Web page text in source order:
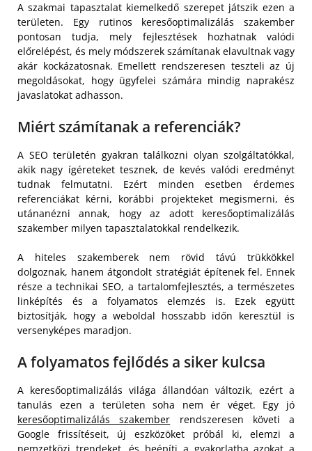
A szakmai tapasztalat kiemelkedő szerepet játszik ezen a
területen. Egy rutinos keresőoptimalizálás szakember
pontosan tudja, mely fejlesztések hozhatnak valódi
előrelépést, és mely módszerek számítanak elavultnak vagy
akár kockázatosnak. Emellett rendszeresen teszteli az új
megoldásokat, hogy ügyfelei számára mindig naprakész
javaslatokat adhasson.
Miért számítanak a referenciák?
A SEO területén gyakran találkozni olyan szolgáltatókkal,
akik nagy ígéreteket tesznek, de kevés valódi eredményt
tudnak felmutatni. Ezért minden esetben érdemes
referenciákat kérni, korábbi projekteket megismerni, és
utánanézni annak, hogy az adott keresőoptimalizálás
szakember milyen tapasztalatokkal rendelkezik.
A hiteles szakemberek nem rövid távú trükkökkel
dolgoznak, hanem átgondolt stratégiát építenek fel. Ennek
része a technikai SEO, a tartalomfejlesztés, a természetes
linképítés és a folyamatos elemzés is. Ezek együtt
biztosítják, hogy a weboldal hosszabb időn keresztül is
versenyképes maradjon.
A folyamatos fejlődés a siker kulcsa
A keresőoptimalizálás világa állandóan változik, ezért a
tanulás ezen a területen soha nem ér véget. Egy jó
keresőoptimalizálás szakember rendszeresen követi a
Google frissítéseit, új eszközöket próbál ki, elemzi a